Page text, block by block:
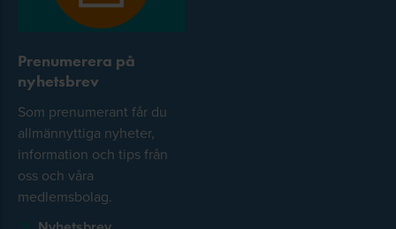
Prenumerera på
nyhetsbrev
Som prenumerant får du
allmännyttiga nyheter,
information och tips från
oss och våra
medlemsbolag.